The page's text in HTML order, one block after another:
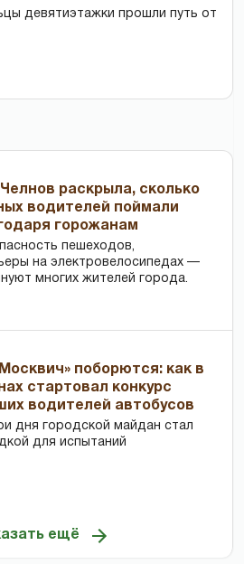
девятиэтажки прошли путь от
Челнов раскрыла, сколько
водителей поймали
горожанам
пешеходов,
на электровелосипедах —
многих жителей города.
поборются: как в
стартовал конкурс
водителей автобусов
дня городской майдан стал
для испытаний
ещё